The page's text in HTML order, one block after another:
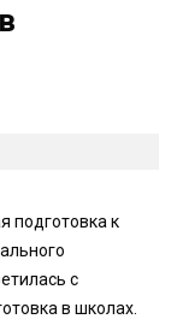
подготовка к
с
в школах.